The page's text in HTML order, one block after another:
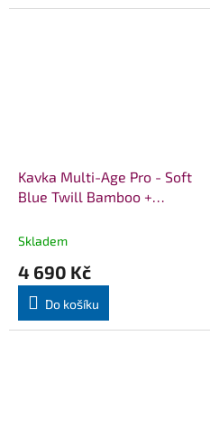
Kavka Multi-Age Pro - Soft
Blue Twill Bamboo +
Skladem
4 690 Kč
Do košíku